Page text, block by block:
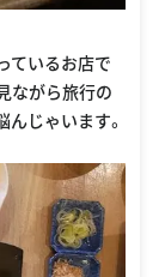
ているお店で
ながら旅行の
じゃいます。